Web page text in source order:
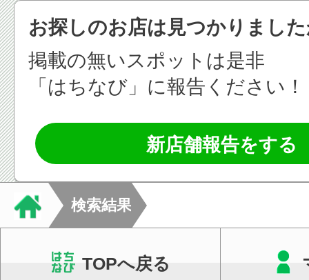
お探しのお店は見つかりまし
掲載の無いスポットは是非
「はちなび」に報告ください！
新店舗報告をする
検索結果
TOPへ戻る